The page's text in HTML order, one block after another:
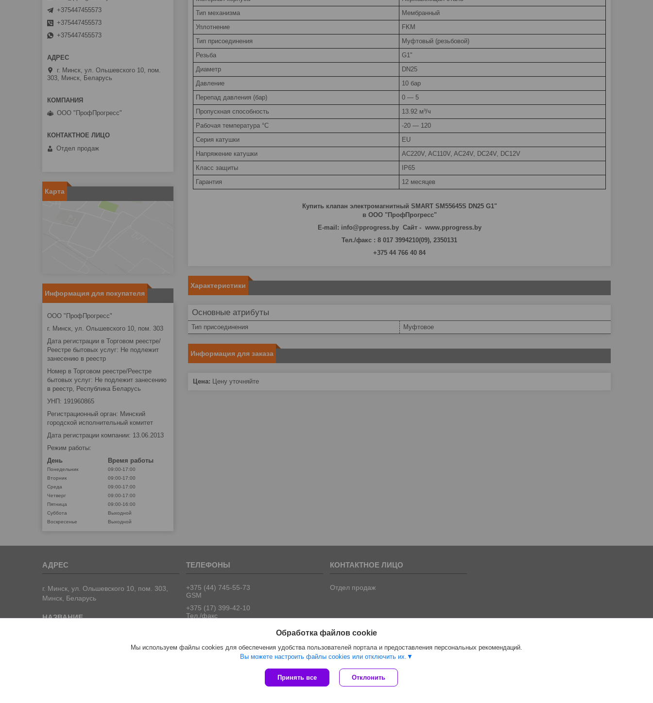
Тип механизма
Мембранный
Уплотнение
FKM
Тип присоединения
Муфтовый (резьбовой)
Резьба
G1"
Диаметр
DN25
Давление
10 бар
Перепад давления (бар)
0 — 5
Пропускная способность
13.92 м³/ч
Рабочая температура °С
-20 — 120
Серия катушки
EU
Напряжение катушки
AC220V, AC110V, AC24V, DC24V, DC12V
Класс защиты
IP65
Гарантия
12 месяцев
Купить клапан электромагнитный SMART SM55645S DN25 G1"
в ООО "ПрофПрогресс"
E-mail: info@pprogress.by Сайт - www.pprogress.by
Тел./факс : 8 017 3994210(09), 2350131
+375 44 766 40 84
Характеристики
Основные атрибуты
Тип присоединения Муфтовое
Информация для заказа
Цена: Цену уточняйте
+375447455573
+375447455573
+375447455573
г. Минск, ул. Ольшевского 10, пом.
303, Минск, Беларусь
ООО "ПрофПрогресс"
Отдел продаж
Карта
Информация для покупателя
ООО "ПрофПрогресс"
г. Минск, ул. Ольшевского 10, пом. 303
Дата регистрации в Торговом реестре/
Реестре бытовых услуг: Не подлежит
занесению в реестр
Номер в Торговом реестре/Реестре
бытовых услуг: Не подлежит занесению
в реестр, Республика Беларусь
УНП: 191960865
Регистрационный орган: Минский
городской исполнительный комитет
Дата регистрации компании: 13.06.2013
Режим работы:
День
Время работы
Понедельник
09:00-17:00
Вторник
09:00-17:00
Среда
09:00-17:00
Четверг
09:00-17:00
Пятница
09:00-16:00
Суббота
Выходной
Воскресенье
Выходной
г. Минск, ул. Ольшевского 10, пом. 303,
Минск, Беларусь
+375 (44) 745-55-73
GSM
+375 (17) 399-42-10
Тел./факс
Отдел продаж
Сайт создан на платформе Deal.by
Политика обработки файлов cookies
Обработка файлов cookie
Мы используем файлы cookies для обеспечения удобства пользователей портала и предоставления персональных рекомендаций.
Вы можете настроить файлы cookies или отключить их.
Принять все Отклонить